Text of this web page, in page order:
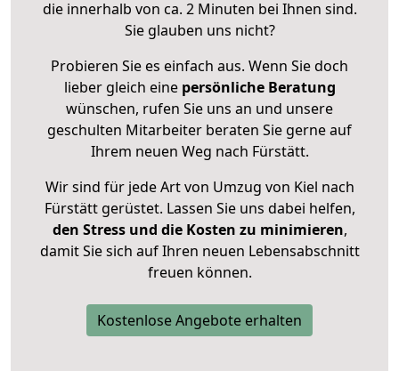
die innerhalb von ca. 2 Minuten bei Ihnen sind.
Sie glauben uns nicht?
Probieren Sie es einfach aus. Wenn Sie doch
lieber gleich eine persönliche Beratung
wünschen, rufen Sie uns an und unsere
geschulten Mitarbeiter beraten Sie gerne auf
Ihrem neuen Weg nach Fürstätt.
Wir sind für jede Art von Umzug von Kiel nach
Fürstätt gerüstet. Lassen Sie uns dabei helfen,
den Stress und die Kosten zu minimieren,
damit Sie sich auf Ihren neuen Lebensabschnitt
freuen können.
Kostenlose Angebote erhalten